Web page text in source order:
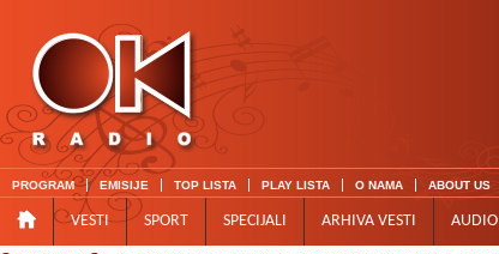
PROGRAM EMISIJE TOP LISTA PLAY LISTA O NAMA ABOUT US
VESTI SPORT SPECIJALI ARHIVA VESTI